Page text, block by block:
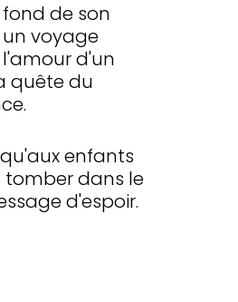
de son
voyage
d'un
quête du
enfants
dans le
d'espoir.